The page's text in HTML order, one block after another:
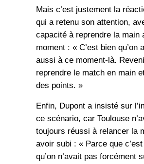
Mais c’est justement la
qui a retenu son attention,
capacité à reprendre la main
moment : « C’est bien qu’on
aussi à ce moment-là.
reprendre le match en main
des points. »
Enfin, Dupont a insisté sur
ce scénario, car Toulouse
toujours réussi à relancer la
avoir subi : « Parce que
qu’on n’avait pas forcément